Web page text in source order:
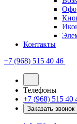
Контакты
+7 (968) 515 40 46
Телефоны
+7 (968) 515 40
Заказать звонок